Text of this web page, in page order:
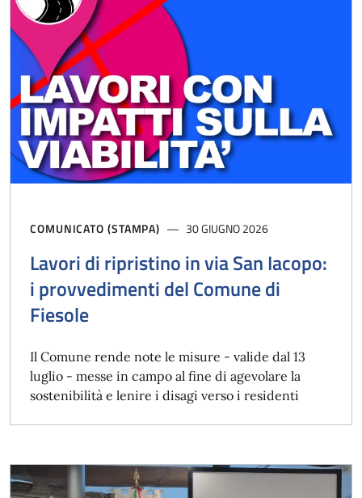
COMUNICATO (STAMPA) 30 GIUGNO 2026
Lavori di ripristino in via San Iacopo:
i provvedimenti del Comune di
Fiesole
Il Comune rende note le misure - valide dal 13
luglio - messe in campo al fine di agevolare la
sostenibilità e lenire i disagi verso i residenti